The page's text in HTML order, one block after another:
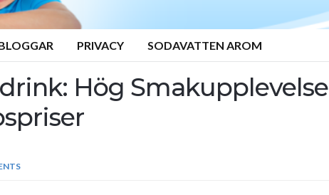
PRIVACY SODAVATTEN AROM
Hög Smakupplevelse